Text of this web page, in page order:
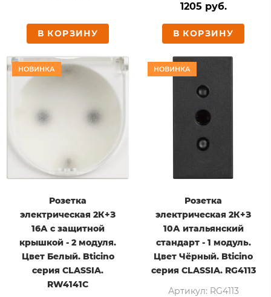
В КОРЗИНУ
1205 руб.
В КОРЗИНУ
НОВИНКА
Розетка
электрическая 2К+З
16А с защитной
крышкой - 2 модуля.
Цвет Белый. Bticino
серия CLASSIA.
RW4141C
НОВИНКА
Розетка
электрическая 2К+З
10А итальянский
стандарт - 1 модуль.
Цвет Чёрный. Bticino
серия CLASSIA. RG4113
Артикул: RG4113